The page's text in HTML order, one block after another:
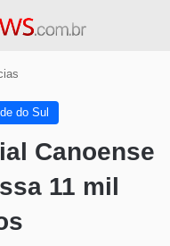
do Sul
Canoense
11 mil